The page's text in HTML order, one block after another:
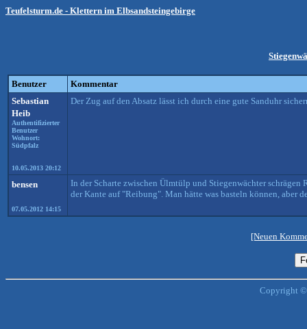
Teufelsturm.de - Klettern im Elbsandsteingebirge
Benutzer
Kommentar
Sebastian
Heib
Authentifizierter
Benutzer
Wohnort:
Südpfalz
10.05.2013 20:12
Der Zug auf den Absatz lässt ich durch eine gute Sanduhr
bensen
07.05.2012 14:15
In der Scharte zwischen Ülmtülp und Stiegenwächter
der Kante auf "Reibung". Man hätte was basteln können, aber
[Neuen
Copyright ©